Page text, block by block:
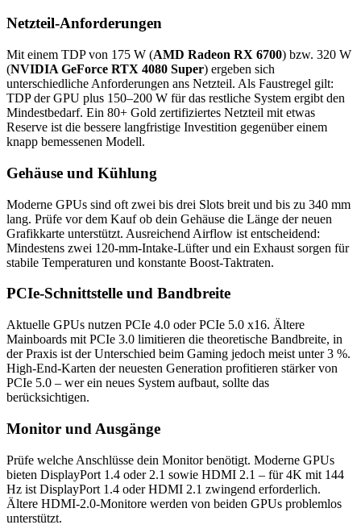
Netzteil-Anforderungen
Mit einem TDP von 175 W (AMD Radeon RX 6700) bzw. 320 W
(NVIDIA GeForce RTX 4080 Super) ergeben sich
unterschiedliche Anforderungen ans Netzteil. Als Faustregel gilt:
TDP der GPU plus 150–200 W für das restliche System ergibt den
Mindestbedarf. Ein 80+ Gold zertifiziertes Netzteil mit etwas
Reserve ist die bessere langfristige Investition gegenüber einem
knapp bemessenen Modell.
Gehäuse und Kühlung
Moderne GPUs sind oft zwei bis drei Slots breit und bis zu 340 mm
lang. Prüfe vor dem Kauf ob dein Gehäuse die Länge der neuen
Grafikkarte unterstützt. Ausreichend Airflow ist entscheidend:
Mindestens zwei 120-mm-Intake-Lüfter und ein Exhaust sorgen für
stabile Temperaturen und konstante Boost-Taktraten.
PCIe-Schnittstelle und Bandbreite
Aktuelle GPUs nutzen PCIe 4.0 oder PCIe 5.0 x16. Ältere
Mainboards mit PCIe 3.0 limitieren die theoretische Bandbreite, in
der Praxis ist der Unterschied beim Gaming jedoch meist unter 3 %.
High-End-Karten der neuesten Generation profitieren stärker von
PCIe 5.0 – wer ein neues System aufbaut, sollte das
berücksichtigen.
Monitor und Ausgänge
Prüfe welche Anschlüsse dein Monitor benötigt. Moderne GPUs
bieten DisplayPort 1.4 oder 2.1 sowie HDMI 2.1 – für 4K mit 144
Hz ist DisplayPort 1.4 oder HDMI 2.1 zwingend erforderlich.
Ältere HDMI-2.0-Monitore werden von beiden GPUs problemlos
unterstützt.